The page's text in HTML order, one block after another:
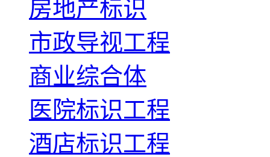
房地产标识
市政导视工程
商业综合体
医院标识工程
酒店标识工程